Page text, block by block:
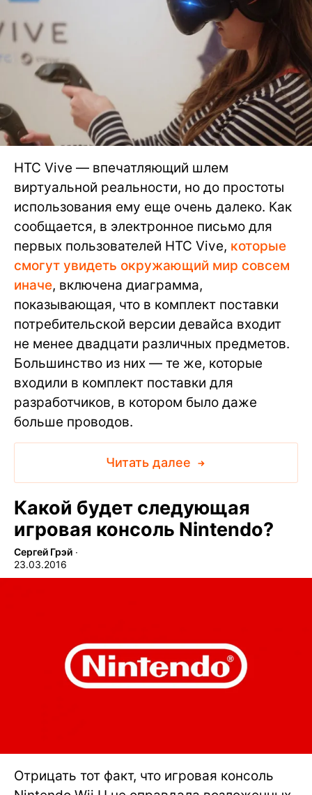
HTC Vive — впечатляющий шлем
виртуальной реальности, но до простоты
использования ему еще очень далеко. Как
сообщается, в электронное письмо для
первых пользователей HTC Vive, которые
смогут увидеть окружающий мир совсем
иначе, включена диаграмма,
показывающая, что в комплект поставки
потребительской версии девайса входит
не менее двадцати различных предметов.
Большинство из них — те же, которые
входили в комплект поставки для
разработчиков, в котором было даже
больше проводов.
Читать далее
Какой будет следующая
игровая консоль Nintendo?
Сергей Грэй ∙
23.03.2016
Отрицать тот факт, что игровая консоль